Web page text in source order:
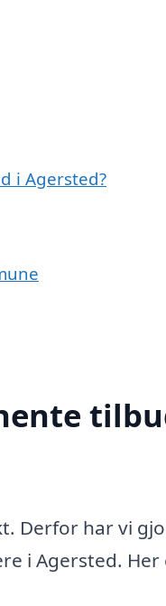
i Agersted?
Derfor har vi
i Agersted. Her